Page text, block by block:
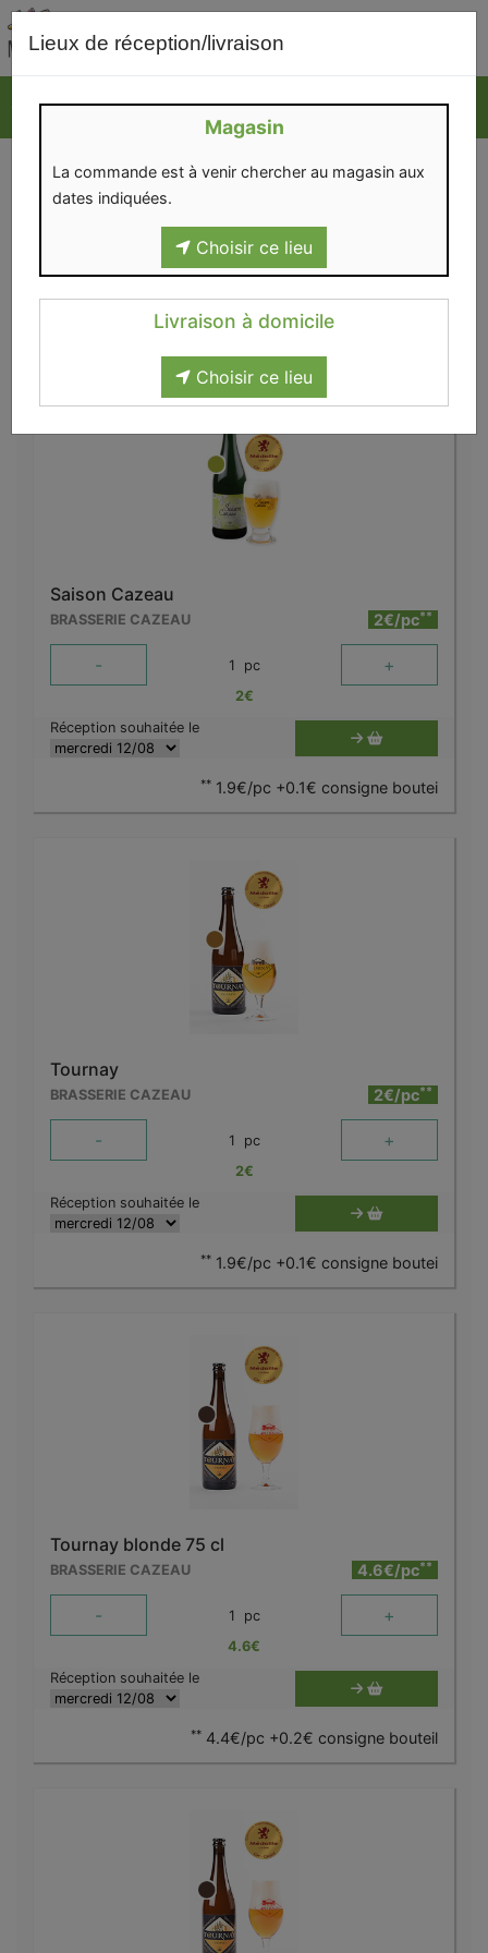
Lieux de réception/livraison
Magasin
La commande est à venir chercher au magasin aux
dates indiquées.
Choisir ce lieu
Livraison à domicile
Choisir ce lieu
CAZEAU
Bières>Cazeau
Saison Cazeau
BRASSERIE CAZEAU 2€/pc**
- 1 pc +
2€
Réception souhaitée le
** 1.9€/pc +0.1€ consigne boutei
Tournay
BRASSERIE CAZEAU 2€/pc**
- 1 pc +
2€
Réception souhaitée le
** 1.9€/pc +0.1€ consigne boutei
Tournay blonde 75 cl
BRASSERIE CAZEAU 4.6€/pc**
- 1 pc +
4.6€
Réception souhaitée le
** 4.4€/pc +0.2€ consigne bouteil